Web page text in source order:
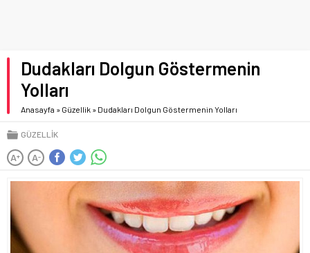
Dudakları Dolgun Göstermenin
Yolları
Anasayfa » Güzellik » Dudakları Dolgun Göstermenin Yolları
GÜZELLIK
A+ A-